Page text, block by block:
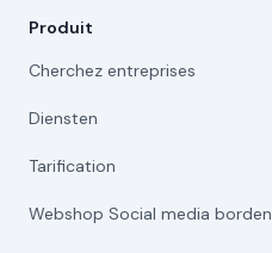
Produit
Cherchez entreprises
Diensten
Tarification
Webshop Social media borden